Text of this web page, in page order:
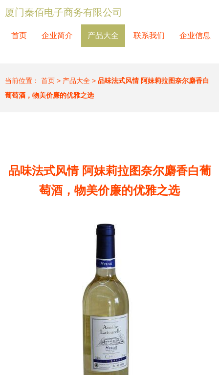
厦门秦佰电子商务有限公司
首页 企业简介 产品大全 联系我们 企业信息
当前位置： 首页 > 产品大全 > 品味法式风情 阿妹莉拉图奈尔麝香白
葡萄酒，物美价廉的优雅之选
品味法式风情 阿妹莉拉图奈尔麝香白葡
萄酒，物美价廉的优雅之选